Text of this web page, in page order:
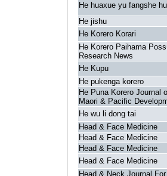
He huaxue yu fangshe
He jishu
He Korero Korari
He Korero Paihama
Research News
He Kupu
He pukenga korero
He Puna Korero Journal
Maori & Pacific
He wu li dong tai
Head & Face Medicine
Head & Face Medicine
Head & Face Medicine
Head & Face Medicine
Head & Neck Journal